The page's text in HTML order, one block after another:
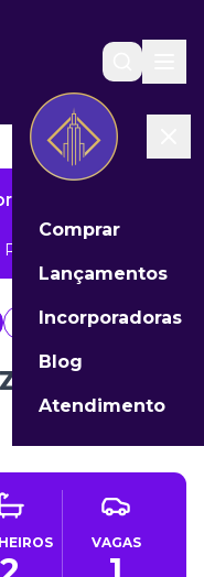
Comprar
Lançamentos
Incorporadoras
Blog
Atendimento
de Itapema -
Itapema...
39807
VAGAS